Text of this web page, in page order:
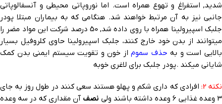
شدید, استفراغ و تهوع همراه است. اما نوروپاتی محیطی و آنسفالوپاتی
جانبی نیز به آن مرتبط خواهند شد. هنگامی که به بیماران مبتلا پودر
جلبک اسپیرولینا همراه با روی داده شد, 50 درصد شرکت این مواد مضر را
میتوانند از بدن خود خارج کنند، جلبک اسپیرولینا حاوی کلروفیل بسیار
بالایی است و به حذف سموماز خون و تقویت سیستم ایمنی بدن کمک
شایانی میکند .پودر جلبک برای لاغری خوبه
نکته 2:
افرادی که داری شکم و پهلو هستند سعی کنند در طول روز به جای
3 وعده غذایی 6 وعده داشته باشند ولی
نصف آن مقداری که در سه وعده